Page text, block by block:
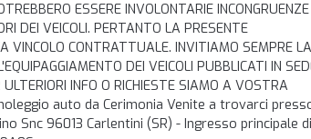
ESSERE INVOLONTARIE INCONGRUENZE
DEI VEICOLI. PERTANTO LA PRESENTE
VINCOLO CONTRATTUALE. INVITIAMO SEMPRE LA
DEI VEICOLI PUBBLICATI IN
INFO O RICHIESTE SIAMO A VOSTRA
noleggio auto da Cerimonia Venite a trovarci
Snc 96013 Carlentini (SR) - Ingresso principale di